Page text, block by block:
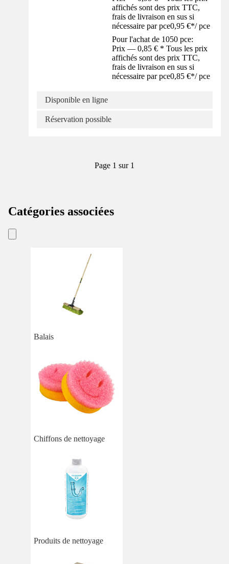
affichés sont des prix TTC,
frais de livraison en sus si
nécessaire par pce0,95 €*/ pce
Pour l'achat de 1050 pce:
Prix — 0,85 € * Tous les prix
affichés sont des prix TTC,
frais de livraison en sus si
nécessaire par pce0,85 €*/ pce
Disponible en ligne
Réservation possible
Page 1 sur 1
Catégories associées
Balais
Chiffons de nettoyage
Produits de nettoyage